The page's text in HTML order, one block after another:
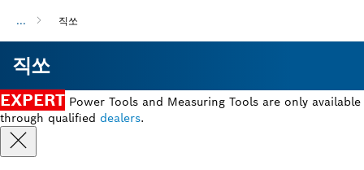
... 직쏘
직쏘
EXPERT Power Tools and Measuring Tools are only available
through qualified dealers.